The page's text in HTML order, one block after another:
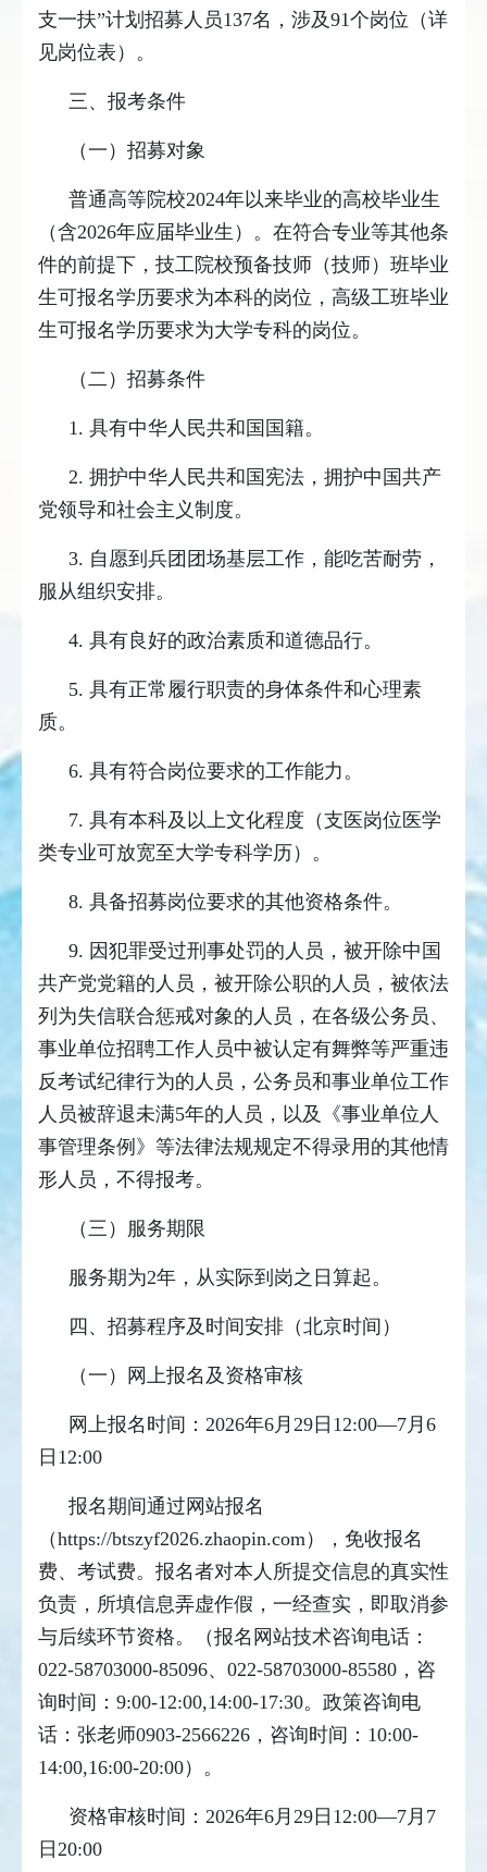
支一扶”计划招募人员137名，涉及91个岗位（详
见岗位表）。
三、报考条件
（一）招募对象
普通高等院校2024年以来毕业的高校毕业生
（含2026年应届毕业生）。在符合专业等其他条
件的前提下，技工院校预备技师（技师）班毕业
生可报名学历要求为本科的岗位，高级工班毕业
生可报名学历要求为大学专科的岗位。
（二）招募条件
1. 具有中华人民共和国国籍。
2. 拥护中华人民共和国宪法，拥护中国共产
党领导和社会主义制度。
3. 自愿到兵团团场基层工作，能吃苦耐劳，
服从组织安排。
4. 具有良好的政治素质和道德品行。
5. 具有正常履行职责的身体条件和心理素
质。
6. 具有符合岗位要求的工作能力。
7. 具有本科及以上文化程度（支医岗位医学
类专业可放宽至大学专科学历）。
8. 具备招募岗位要求的其他资格条件。
9. 因犯罪受过刑事处罚的人员，被开除中国
共产党党籍的人员，被开除公职的人员，被依法
列为失信联合惩戒对象的人员，在各级公务员、
事业单位招聘工作人员中被认定有舞弊等严重违
反考试纪律行为的人员，公务员和事业单位工作
人员被辞退未满5年的人员，以及《事业单位人
事管理条例》等法律法规规定不得录用的其他情
形人员，不得报考。
（三）服务期限
服务期为2年，从实际到岗之日算起。
四、招募程序及时间安排（北京时间）
（一）网上报名及资格审核
网上报名时间：2026年6月29日12:00—7月6
日12:00
报名期间通过网站报名
（https://btszyf2026.zhaopin.com），免收报名
费、考试费。报名者对本人所提交信息的真实性
负责，所填信息弄虚作假，一经查实，即取消参
与后续环节资格。（报名网站技术咨询电话：
022-58703000-85096、022-58703000-85580，咨
询时间：9:00-12:00,14:00-17:30。政策咨询电
话：张老师0903-2566226，咨询时间：10:00-
14:00,16:00-20:00）。
资格审核时间：2026年6月29日12:00—7月7
日20:00